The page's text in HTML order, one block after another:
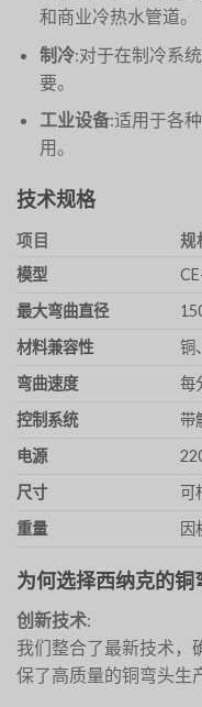
和商业冷热水管道。
制冷:对于在制冷系
要。
工业设备:适用于各
用。
技术规格
项目
规
模型
最大弯曲直径
材料兼容性
铜
弯曲速度
每
控制系统
带
电源
尺寸
可
重量
因
为何选择西纳克的铜
创新技术:
我们整合了最新技术，
保了高质量的铜弯头生